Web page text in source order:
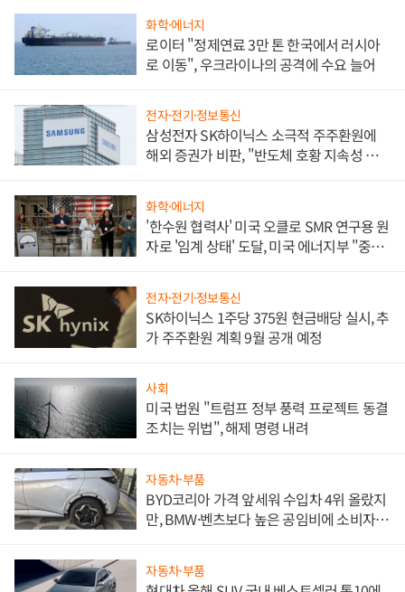
화학·에너지
로이터 "정제연료 3만 톤 한국에서 러시아
로 이동", 우크라이나의 공격에 수요 늘어
전자·전기·정보통신
삼성전자 SK하이닉스 소극적 주주환원에
해외 증권가 비판, "반도체 호황 지속성 의
화학·에너지
'한수원 협력사' 미국 오클로 SMR 연구용 원
자로 '임계 상태' 도달, 미국 에너지부 "중요
전자·전기·정보통신
SK하이닉스 1주당 375원 현금배당 실시, 추
가 주주환원 계획 9월 공개 예정
사회
미국 법원 "트럼프 정부 풍력 프로젝트 동결
조치는 위법", 해제 명령 내려
자동차·부품
BYD코리아 가격 앞세워 수입차 4위 올랐지
만, BMW·벤츠보다 높은 공임비에 소비자
자동차·부품